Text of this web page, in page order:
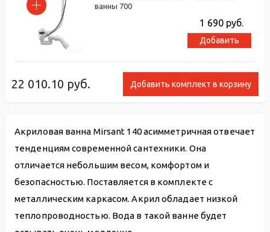
22 010.10 руб. Добавить комплект в корзину
ванны 700
1 690руб.
Добавить
Акриловая ванна Mirsant 140 асимметричная отвечает
тенденциям современной сантехники. Она
отличается небольшим весом, комфортом и
безопасностью. Поставляется в комплекте с
металлическим каркасом. Акрил обладает низкой
теплопроводностью. Вода в такой ванне будет